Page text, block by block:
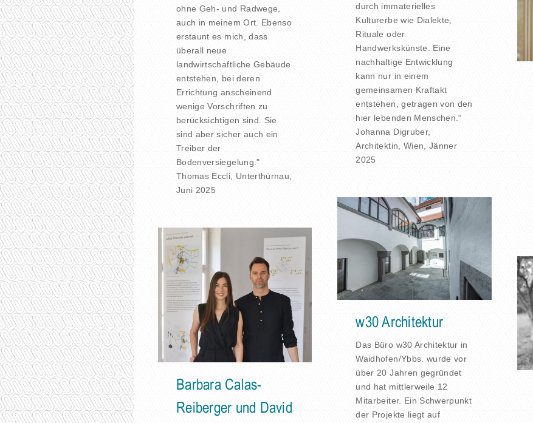
ohne Geh- und Radwege,
auch in meinem Ort. Ebenso
erstaunt es mich, dass
überall neue
landwirtschaftliche Gebäude
entstehen, bei deren
Errichtung anscheinend
wenige Vorschriften zu
berücksichtigen sind. Sie
sind aber sicher auch ein
Treiber der
Bodenversiegelung."
Thomas Eccli, Unterthürnau,
Juni 2025
Barbara Calas-
Reiberger und David
durch immaterielles
Kulturerbe wie Dialekte,
Rituale oder
Handwerkskünste. Eine
nachhaltige Entwicklung
kann nur in einem
gemeinsamen Kraftakt
entstehen, getragen von den
hier lebenden Menschen.“
Johanna Digruber,
Architektin, Wien, Jänner
2025
w30 Architektur
Das Büro w30 Architektur in
Waidhofen/Ybbs. wurde vor
über 20 Jahren gegründet
und hat mittlerweile 12
Mitarbeiter. Ein Schwerpunkt
der Projekte liegt auf